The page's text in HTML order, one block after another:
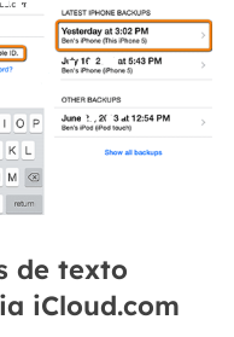
de texto
iCloud.com